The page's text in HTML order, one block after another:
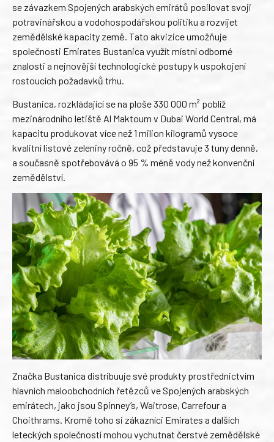
se závazkem Spojených arabských emirátů posilovat svoji
potravinářskou a vodohospodářskou politiku a rozvíjet
zemědělské kapacity země. Tato akvizice umožňuje
společnosti Emirates Bustanica využít místní odborné
znalosti a nejnovější technologické postupy k uspokojení
rostoucích požadavků trhu.
Bustanica, rozkládající se na ploše 330 000 m² poblíž
mezinárodního letiště Al Maktoum v Dubai World Central, má
kapacitu produkovat více než 1 milion kilogramů vysoce
kvalitní listové zeleniny ročně, což představuje 3 tuny denně,
a současně spotřebovává o 95 % méně vody než konvenční
zemědělství.
Značka Bustanica distribuuje své produkty prostřednictvím
hlavních maloobchodních řetězců ve Spojených arabských
emirátech, jako jsou Spinney’s, Waitrose, Carrefour a
Choithrams. Kromě toho si zákazníci Emirates a dalších
leteckých společností mohou vychutnat čerstvé zemědělské